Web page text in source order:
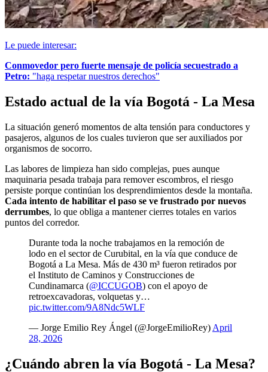
Le puede interesar:
Conmovedor pero fuerte mensaje de policía secuestrado a
Petro: "haga respetar nuestros derechos"
Estado actual de la vía Bogotá - La Mesa
La situación generó momentos de alta tensión para conductores y
pasajeros, algunos de los cuales tuvieron que ser auxiliados por
organismos de socorro.
Las labores de limpieza han sido complejas, pues aunque
maquinaria pesada trabaja para remover escombros, el riesgo
persiste porque continúan los desprendimientos desde la montaña.
Cada intento de habilitar el paso se ve frustrado por nuevos
derrumbes, lo que obliga a mantener cierres totales en varios
puntos del corredor.
Durante toda la noche trabajamos en la remoción de
lodo en el sector de Curubital, en la vía que conduce de
Bogotá a La Mesa. Más de 430 m³ fueron retirados por
el Instituto de Caminos y Construcciones de
Cundinamarca (@ICCUGOB) con el apoyo de
retroexcavadoras, volquetas y…
pic.twitter.com/9A8Ndc5WLF
— Jorge Emilio Rey Ángel (@JorgeEmilioRey) April
28, 2026
¿Cuándo abren la vía Bogotá - La Mesa?